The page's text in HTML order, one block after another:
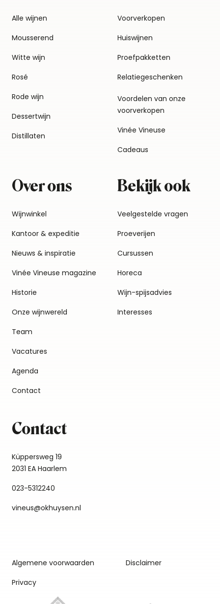
Alle wijnen
Mousserend
Witte wijn
Rosé
Rode wijn
Dessertwijn
Distillaten
Voorverkopen
Huiswijnen
Proefpakketten
Relatiegeschenken
Voordelen van onze
voorverkopen
Vinée Vineuse
Cadeaus
Over ons
Wijnwinkel
Kantoor & expeditie
Nieuws & inspiratie
Vinée Vineuse magazine
Historie
Onze wijnwereld
Team
Vacatures
Agenda
Contact
Bekijk ook
Veelgestelde vragen
Proeverijen
Cursussen
Horeca
Wijn-spijsadvies
Interesses
Contact
Küppersweg 19
2031 EA Haarlem
023-5312240
vineus@okhuysen.nl
Algemene voorwaarden
Disclaimer
Privacy